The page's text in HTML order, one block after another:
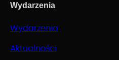
Wydarzenia
Wydarzenia
Aktualności